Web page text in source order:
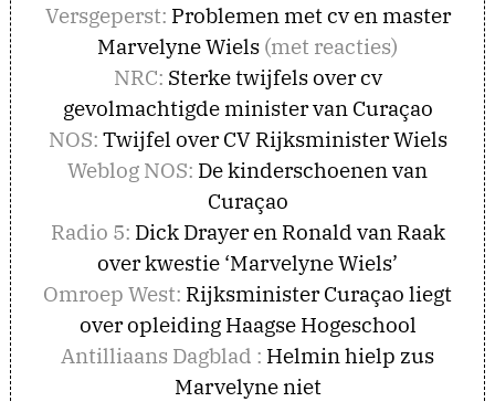
Versgeperst: Problemen met cv en master
Marvelyne Wiels (met reacties)
NRC: Sterke twijfels over cv
gevolmachtigde minister van Curaçao
NOS: Twijfel over CV Rijksminister Wiels
Weblog NOS: De kinderschoenen van
Curaçao
Radio 5: Dick Drayer en Ronald van Raak
over kwestie ‘Marvelyne Wiels’
Omroep West: Rijksminister Curaçao liegt
over opleiding Haagse Hogeschool
Antilliaans Dagblad : Helmin hielp zus
Marvelyne niet